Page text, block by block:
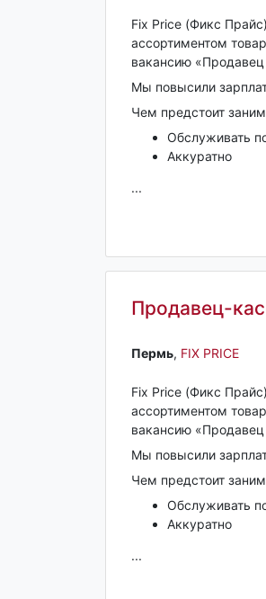
Fix Price (Фикс
ассортиментом
вакансию
Мы повысили
Чем предстоит
Обслуживать
Аккуратно
...
Продавец-
Пермь‎, FIX PRICE
Fix Price (Фикс
ассортиментом
вакансию
Мы повысили
Чем предстоит
Обслуживать
Аккуратно
...